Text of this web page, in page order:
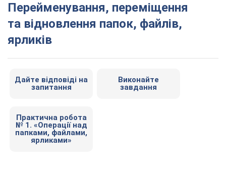
Перейменування, переміщення
та відновлення папок, файлів,
ярликів
Дайте відповіді на
запитання
Виконайте
завдання
Практична робота
№ 1. «Операції над
папками, файлами,
ярликами»